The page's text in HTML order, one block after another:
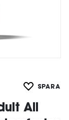
SPARA
All